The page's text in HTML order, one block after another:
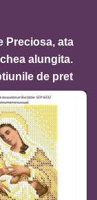
Preciosa, ata
alungita.
de pret